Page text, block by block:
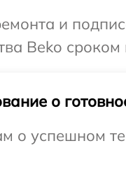
и
Beko
о
успешном